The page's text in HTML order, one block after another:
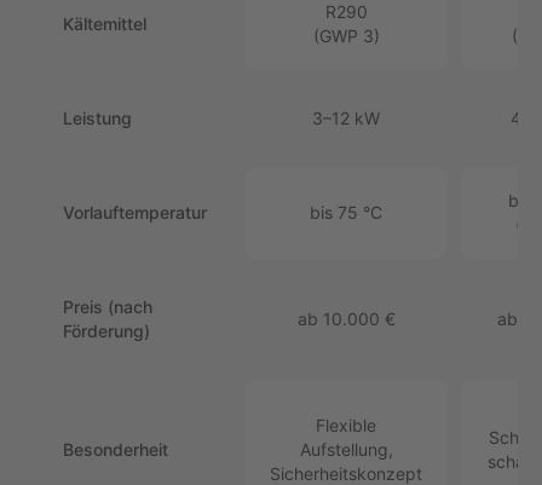
Kältemittel
R290
(GWP 3)
Leistung 3–12 kW
Vorlauftemperatur bis 75 °C
bis
Preis (nach
Förderung)
ab 10.000 € ab
Besonderheit
Flexible
Aufstellung,
Sicherheitskonzept